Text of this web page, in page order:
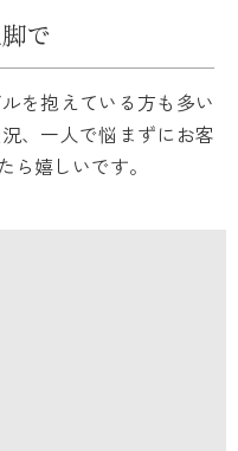
で
を抱えている方も多い
、一人で悩まずにお客
嬉しいです。